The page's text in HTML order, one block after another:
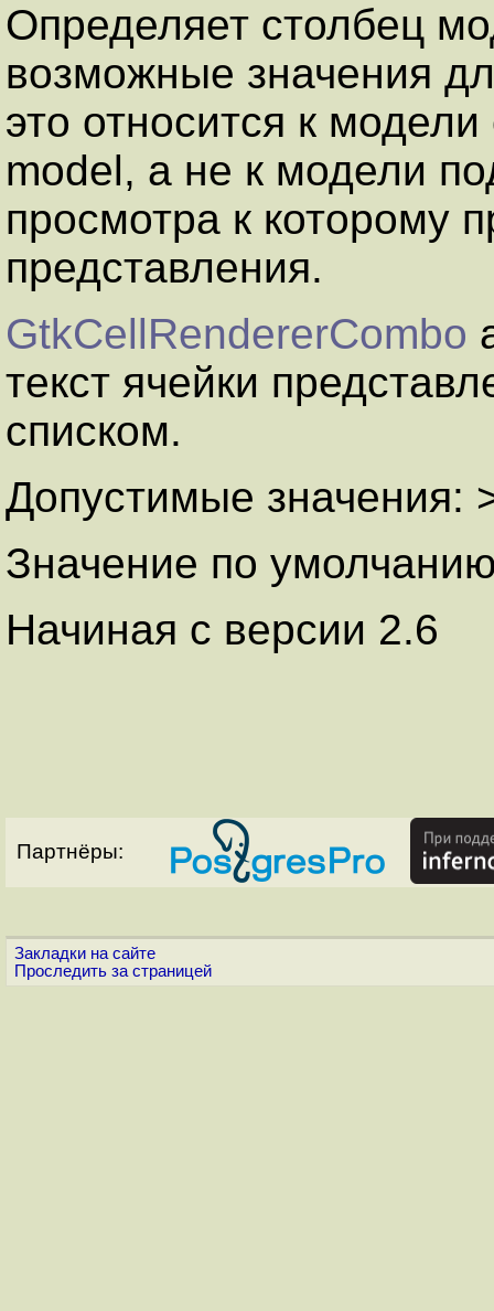
Определяет столбец
возможные значения
это относится к
model, а не к модели
просмотра к которому
представления.
GtkCellRendererCombo
текст ячейки
списком.
Допустимые значения:
Значение по
Начиная с версии 2.6
Партнёры:
Закладки на сайте
Проследить за страницей